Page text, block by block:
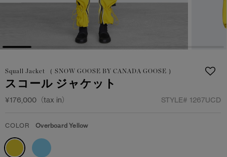
アクセサリー
フットウェア
アクセサリー
フットウェア
Squall Jacket （ SNOW GOOSE BY CANADA GOOSE ）
スコール ジャケット
¥176,000（tax in） STYLE# 1267UCD
COLOR Overboard Yellow